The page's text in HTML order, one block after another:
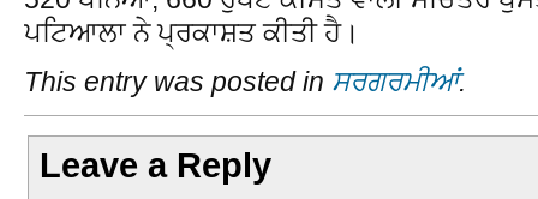
ਪਟਿਆਲਾ ਨੇ ਪ੍ਰਕਾਸ਼ਤ ਕੀਤੀ ਹੈ।
This entry was posted in ਸਰਗਰਮੀਆਂ.
Leave a Reply